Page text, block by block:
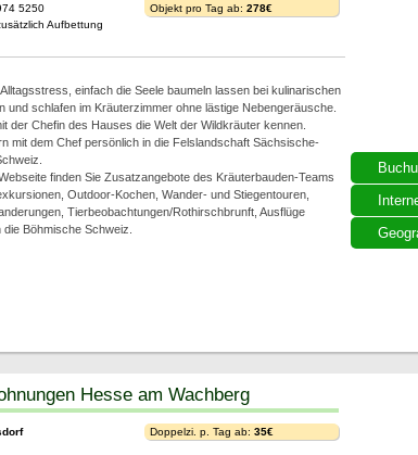
5250
Aufbettung
Objekt pro Tag ab: 278€
einfach die Seele baumeln lassen bei kulinarischen
und schlafen im Kräuterzimmer ohne lästige Nebengeräusche.
der Chefin des Hauses die Welt der Wildkräuter kennen.
mit dem Chef persönlich in die Felslandschaft Sächsische-
finden Sie Zusatzangebote des Kräuterbauden-Teams
Outdoor-Kochen, Wander- und Stiegentouren,
Tierbeobachtungen/Rothirschbrunft, Ausflüge
Böhmische Schweiz.
Hesse am Wachberg
Doppelzi. p. Tag ab: 35€